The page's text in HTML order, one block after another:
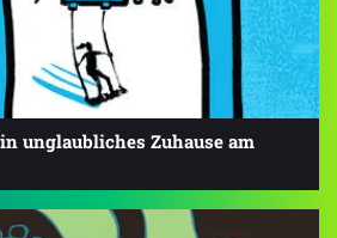
unglaubliches Zuhause am